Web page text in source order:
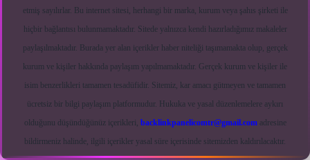
etmiş sayılırlar. Bu internet sitesi, herhangi bir marka, kurum veya şahıs şirketi ile
hiçbir bağlantısı bulunmamaktadır. Sitede yalnızca kendi hazırladığımız makaleler
paylaşılmaktadır. Burada yer alan içerikler haber niteliği taşımamakta olup, gerçek
kurum ve kişiler hakkında paylaşım yapılmamaktadır. Gerçek kurum ve kişiler ile
isim benzerlikleri tamamen tesadüfidir. Sitemiz, kar amacı gütmeyen ve tamamen
ücretsiz bir bilgi paylaşım platformudur. Hukuka ve yasal düzenlemelere aykırı
olduğunu düşündüğünüz içerikleri, backlinkpanelicomtr@gmail.comadresine
bildirmeniz halinde, ilgili içerikler yasal süre içerisinde sitemizden kaldırılacaktır.